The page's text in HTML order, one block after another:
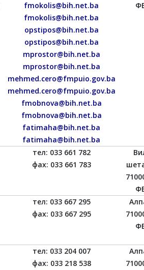
fmokolis@bih.net.ba
fmokolis@bih.net.ba
opstipos@bih.net.ba
opstipos@bih.net.ba
mprostor@bih.net.ba
mprostor@bih.net.ba
mehmed.cero@fmpuio.gov.ba
mehmed.cero@fmpuio.gov.ba
fmobnova@bih.net.ba
fmobnova@bih.net.ba
fatimaha@bih.net.ba
fatimaha@bih.net.ba
тел: 033 661 782
фаx: 033 661 783
тел: 033 667 295
фаx: 033 667 295
тел: 033 204 007
фаx: 033 218 538